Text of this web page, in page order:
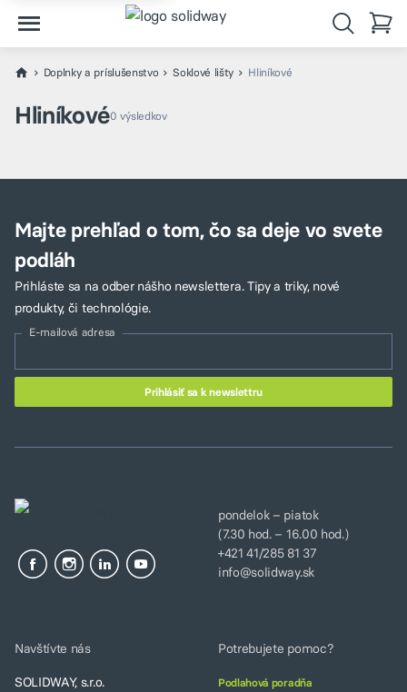
Doplnky a príslušenstvo Soklové lišty Hliníkové
Hliníkové0 výsledkov
Majte prehľad o tom, čo sa deje vo svete
podláh
Prihláste sa na odber nášho newslettera. Tipy a triky, nové
produkty, či technológie.
E-mailová adresa
pondelok – piatok
(7.30 hod. – 16.00 hod.)
+421 41/285 81 37
info@solidway.sk
Navštívte nás
SOLIDWAY, s.r.o.
Potrebujete pomoc?
Podlahová poradňa